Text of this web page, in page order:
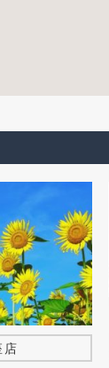
店